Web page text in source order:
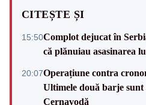
CITEȘTE ȘI
15:50Complot dejucat în
că plănuiau asasinarea
20:07Operațiune contra
Ultimele două barje
Cernavodă